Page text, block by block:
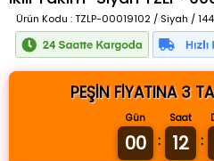
Ürün Kodu : TZLP-00019102 / Siyah /
PEŞİN FİYATINA 3
Gün
00 :
Saat
12 :